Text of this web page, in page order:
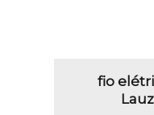
fio